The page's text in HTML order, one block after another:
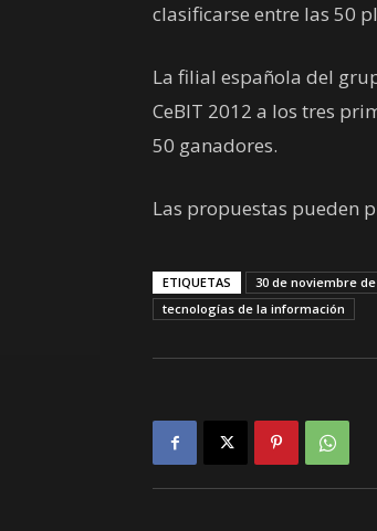
clasificarse entre las 50
La filial española del
CeBIT 2012 a los tres
50 ganadores.
Las propuestas pueden
ETIQUETAS 30 de noviembre de
tecnologías de la información